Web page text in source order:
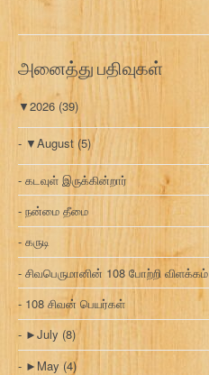
அனைத்து பதிவுகள்
▼2026 (39)
▼August (5)
கடவுள் இருக்கின்றார்
நன்மை தீமை
கருடி
சிவபெருமானின் 108 போற்றி விளக்கம்
108 சிவன் பெயர்கள்
►July (8)
► May (4)